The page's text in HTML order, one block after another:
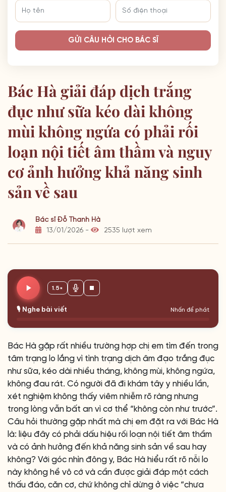
GỬI CÂU HỎI CHO BÁC SĨ
Bác Hà giải đáp dịch trắng
đục như sữa kéo dài không
mùi không ngứa có phải rối
loạn nội tiết âm thầm và nguy
cơ ảnh hưởng khả năng sinh
sản về sau
Bác sĩ Đỗ Thanh Hà
13/01/2026 -
2535 lượt xem
🎙️ Nghe bài viết Nhấn để phát
1.5×
Bác Hà gặp rất nhiều trường hợp chị em tìm đến trong
tâm trạng lo lắng vì tình trạng dịch âm đạo trắng đục
như sữa, kéo dài nhiều tháng, không mùi, không ngứa,
không đau rát. Có người đã đi khám tây y nhiều lần,
xét nghiệm không thấy viêm nhiễm rõ ràng nhưng
trong lòng vẫn bất an vì cơ thể “không còn như trước”.
Câu hỏi thường gặp nhất mà chị em đặt ra với Bác Hà
là: liệu đây có phải dấu hiệu rối loạn nội tiết âm thầm
và có ảnh hưởng đến khả năng sinh sản về sau hay
không? Với góc nhìn đông y, Bác Hà hiểu rất rõ nỗi lo
này không hề vô cớ và cần được giải đáp một cách
thấu đáo, căn cơ, chứ không chỉ dừng ở việc “chưa